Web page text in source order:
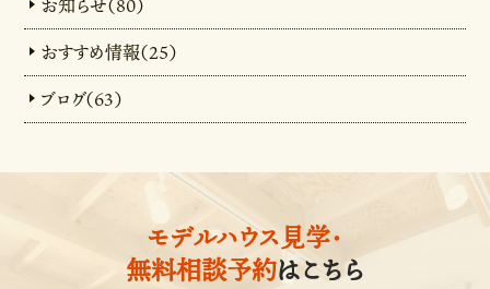
お知らせ（80）
おすすめ情報（25）
ブログ（63）
モデルハウス見学・
無料相談予約はこちら